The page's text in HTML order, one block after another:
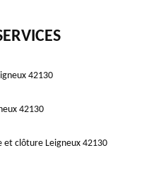
42130
42130
et clôture Leigneux 42130